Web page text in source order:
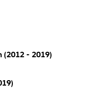
(2012 - 2019)